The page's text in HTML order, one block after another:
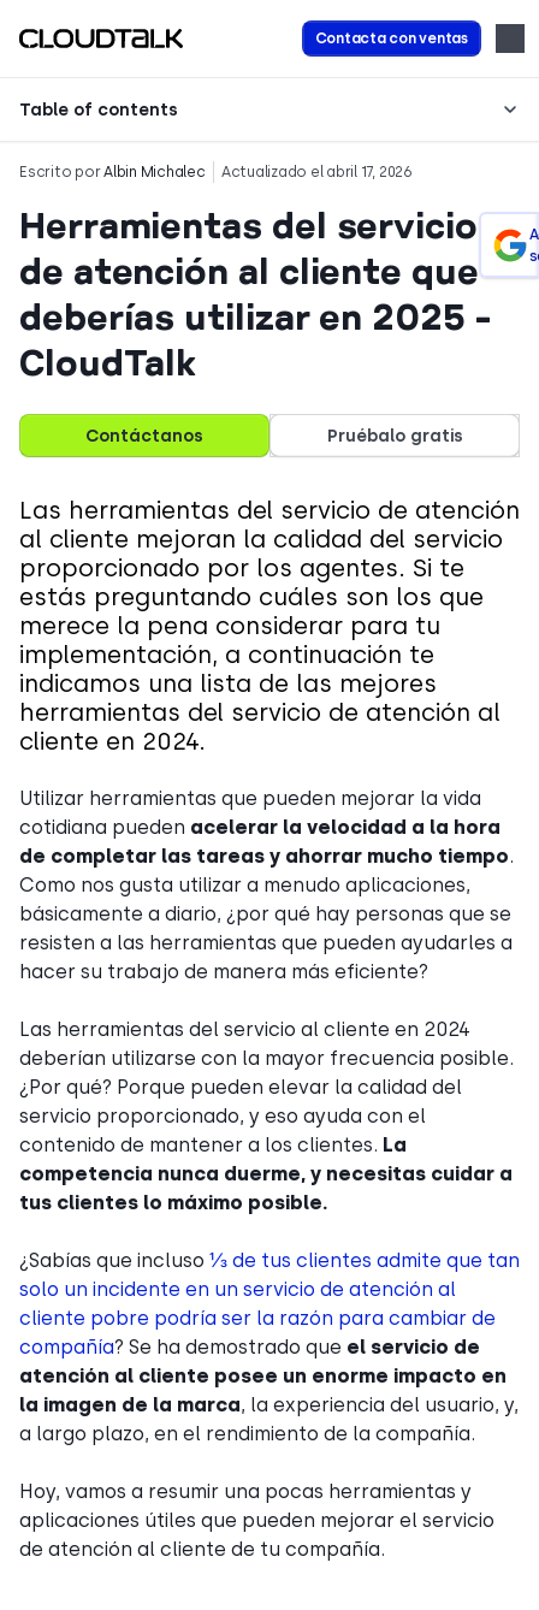
Contacta con ventas
Table of contents
Escrito porAlbin Michalec Actualizado el abril 17, 2026
Herramientas del servicio
de atención al cliente que
deberías utilizar en 2025 -
CloudTalk
Contáctanos Pruébalo gratis
Las herramientas del servicio de atención
al cliente mejoran la calidad del servicio
proporcionado por los agentes. Si te
estás preguntando cuáles son los que
merece la pena considerar para tu
implementación, a continuación te
indicamos una lista de las mejores
herramientas del servicio de atención al
cliente en 2024.
Utilizar herramientas que pueden mejorar la vida
cotidiana pueden acelerar la velocidad a la hora
de completar las tareas y ahorrar mucho tiempo.
Como nos gusta utilizar a menudo aplicaciones,
básicamente a diario, ¿por qué hay personas que se
resisten a las herramientas que pueden ayudarles a
hacer su trabajo de manera más eficiente?
Las herramientas del servicio al cliente en 2024
deberían utilizarse con la mayor frecuencia posible.
¿Por qué? Porque pueden elevar la calidad del
servicio proporcionado, y eso ayuda con el
contenido de mantener a los clientes. La
competencia nunca duerme, y necesitas cuidar a
tus clientes lo máximo posible.
¿Sabías que incluso ⅓ de tus clientes admite que tan
solo un incidente en un servicio de atención al
cliente pobre podría ser la razón para cambiar de
compañía? Se ha demostrado que el servicio de
atención al cliente posee un enorme impacto en
la imagen de la marca, la experiencia del usuario, y,
a largo plazo, en el rendimiento de la compañía.
Hoy, vamos a resumir una pocas herramientas y
aplicaciones útiles que pueden mejorar el servicio
de atención al cliente de tu compañía.